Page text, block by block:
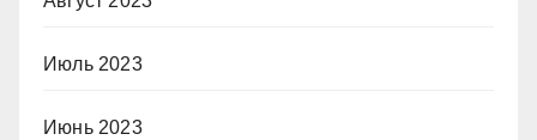
Июль 2023
Июнь 2023